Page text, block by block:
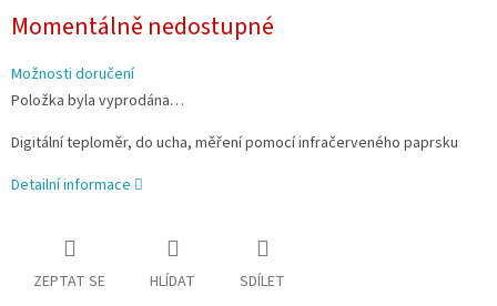
cena:
Momentálně nedostupné
Možnosti doručení
Položka byla vyprodána…
Digitální teploměr, do ucha, měření pomocí infračerveného paprsku
Detailní informace
ZEPTAT SE HLÍDAT SDÍLET